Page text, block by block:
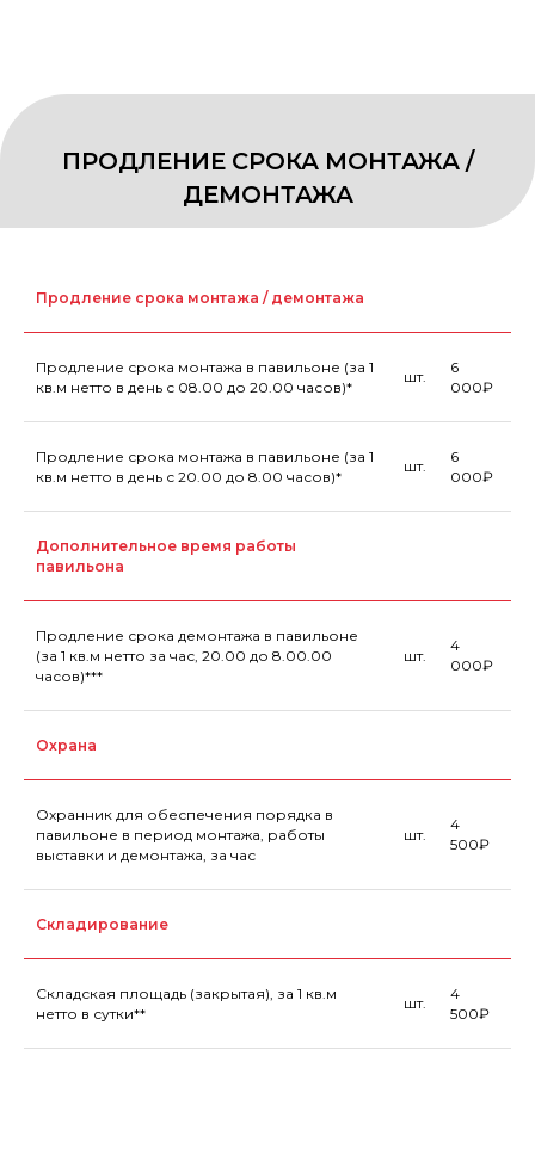
Продление срока монтажа / демонтажа
Продление срока монтажа в павильоне (за 1
кв.м нетто в день с 08.00 до 20.00 часов)*
шт.
6
000₽
Продление срока монтажа в павильоне (за 1
кв.м нетто в день с 20.00 до 8.00 часов)*
шт.
6
000₽
Дополнительное время работы
павильона
Продление срока демонтажа в павильоне
(за 1 кв.м нетто за час, 20.00 до 8.00.00
часов)***
шт.
4
000₽
Охрана
Охранник для обеспечения порядка в
павильоне в период монтажа, работы
выставки и демонтажа, за час
шт.
4
500₽
Складирование
Складская площадь (закрытая), за 1 кв.м
нетто в сутки**
шт.
4
500₽
ИНТЕРНЕТ